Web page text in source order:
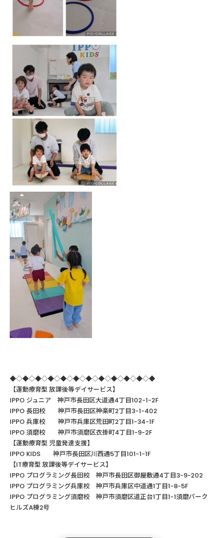
◆◇◆◇◆◇◆◇◆◇◆◇◆◇◆◇◆◇◆◇◆◇◆
【運動療育型放課後等デイサービス】
IPPO ジュニア 神戸市長田区大道通4丁目102-1-2F
IPPO 長田校 神戸市長田区神楽町2丁目3-1-402
IPPO 兵庫校 神戸市兵庫区荒田町2丁目1-34-1F
IPPO 須磨校 神戸市須磨区衣掛町4丁目1-9-2F
【運動療育型児童発達支援】
IPPO KIDS 神戸市長田区川西通5丁目101-1-1F
【IT療育型放課後等デイサービス】
IPPO プログラミング長田校 神戸市長田区御屋敷通4丁目3-9-202
IPPO プログラミング兵庫校 神戸市兵庫区中道通1丁目1-8-5F
IPPO プログラミング須磨校 神戸市須磨区道正台1丁目1-1須磨パーク
ヒルズA棟2号